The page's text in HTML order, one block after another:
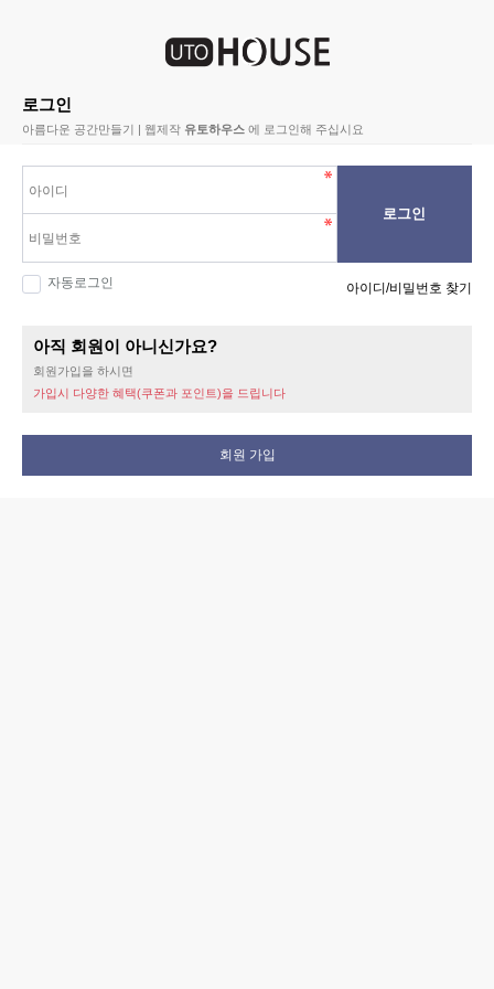
로그인
아름다운 공간만들기 | 웹제작 유토하우스 에 로그인해 주십시요
로그인
자동로그인 아이디/비밀번호 찾기
아직 회원이 아니신가요?
회원가입을 하시면
가입시 다양한 혜택(쿠폰과 포인트)을 드립니다
회원 가입